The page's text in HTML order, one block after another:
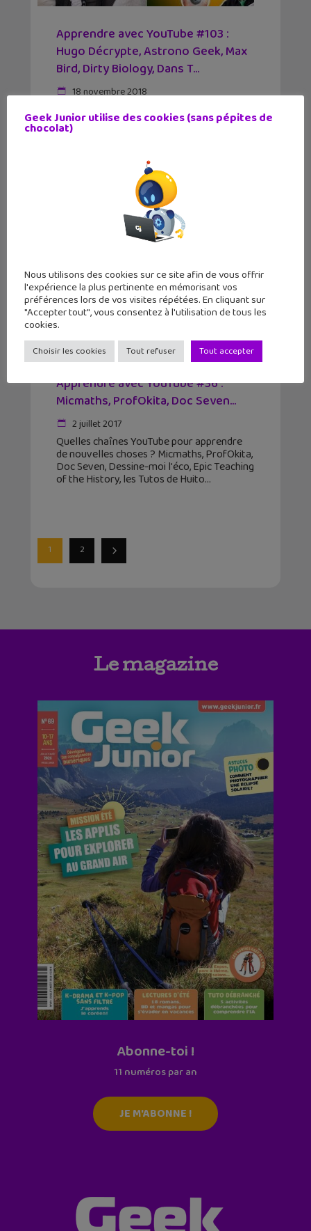
Apprendre avec YouTube #103 :
Hugo Décrypte, Astrono Geek, Max
Bird, Dirty Biology, Dans T...
18 novembre 2018
Voici notre sélection hebdomadaire de
vidéos passionnantes trouvées sur
YouTube, avec des histoires de carottes,
Apprendre avec YouTube #36 :
Micmaths, ProfOkita, Doc Seven…
2 juillet 2017
Quelles chaînes YouTube pour apprendre
de nouvelles choses ? Micmaths, ProfOkita,
Doc Seven, Dessine-moi l'éco, Epic Teaching
of the History, les Tutos de Huito
1 2
Le magazine
Abonne-toi !
11 numéros par an
JE M'ABONNE !
Geek Junior utilise des cookies (sans pépites de
chocolat)
Nous utilisons des cookies sur ce site afin de vous offrir
l'expérience la plus pertinente en mémorisant vos
préférences lors de vos visites répétées. En cliquant sur
"Accepter tout", vous consentez à l'utilisation de tous les
cookies.
Choisir les cookies Tout refuser Tout accepter